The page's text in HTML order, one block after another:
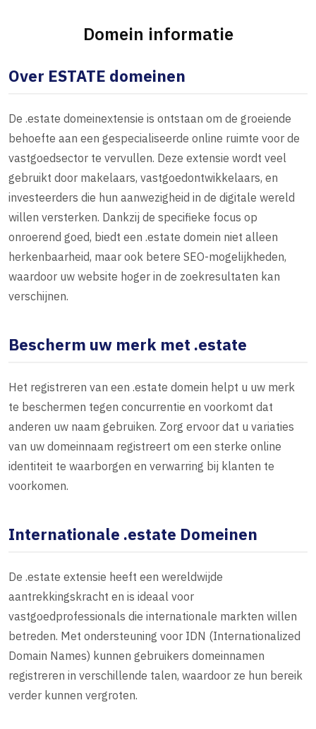
Domein informatie
Over ESTATE domeinen
De .estate domeinextensie is ontstaan om de groeiende
behoefte aan een gespecialiseerde online ruimte voor de
vastgoedsector te vervullen. Deze extensie wordt veel
gebruikt door makelaars, vastgoedontwikkelaars, en
investeerders die hun aanwezigheid in de digitale wereld
willen versterken. Dankzij de specifieke focus op
onroerend goed, biedt een .estate domein niet alleen
herkenbaarheid, maar ook betere SEO-mogelijkheden,
waardoor uw website hoger in de zoekresultaten kan
verschijnen.
Bescherm uw merk met .estate
Het registreren van een .estate domein helpt u uw merk
te beschermen tegen concurrentie en voorkomt dat
anderen uw naam gebruiken. Zorg ervoor dat u variaties
van uw domeinnaam registreert om een sterke online
identiteit te waarborgen en verwarring bij klanten te
voorkomen.
Internationale .estate Domeinen
De .estate extensie heeft een wereldwijde
aantrekkingskracht en is ideaal voor
vastgoedprofessionals die internationale markten willen
betreden. Met ondersteuning voor IDN (Internationalized
Domain Names) kunnen gebruikers domeinnamen
registreren in verschillende talen, waardoor ze hun bereik
verder kunnen vergroten.